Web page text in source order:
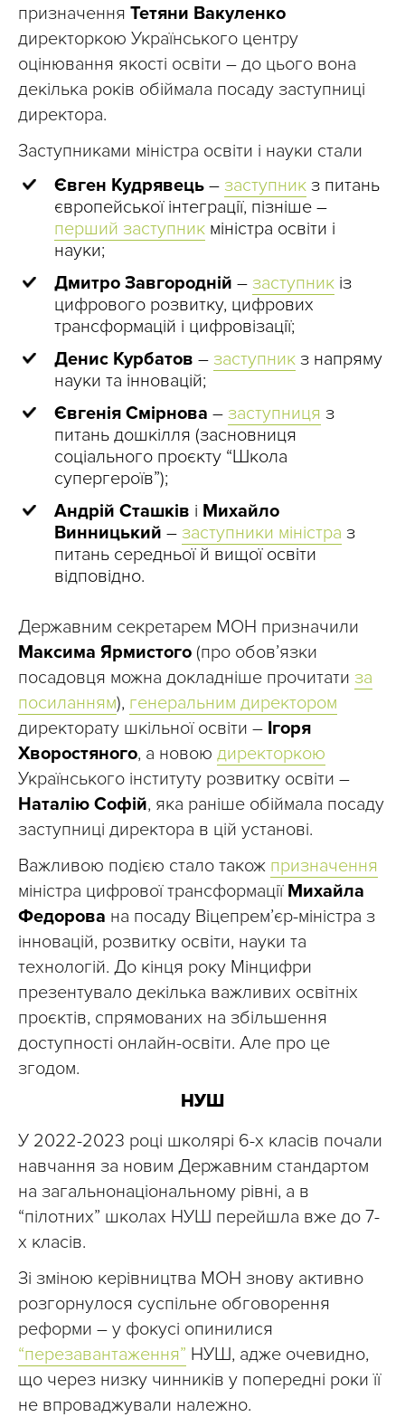
призначення Тетяни Вакуленко
директоркою Українського центру
оцінювання якості освіти – до цього вона
декілька років обіймала посаду заступниці
директора.
Заступниками міністра освіти і науки стали
Євген Кудрявець – заступник з питань
європейської інтеграції, пізніше –
перший заступник міністра освіти і
науки;
Дмитро Завгородній – заступник із
цифрового розвитку, цифрових
трансформацій і цифровізації;
Денис Курбатов – заступник з напряму
науки та інновацій;
Євгенія Смірнова – заступниця з
питань дошкілля (засновниця
соціального проєкту “Школа
супергероїв”);
Андрій Сташків і Михайло
Винницький – заступники міністра з
питань середньої й вищої освіти
відповідно.
Державним секретарем МОН призначили
Максима Ярмистого (про обов’язки
посадовця можна докладніше прочитати за
посиланням), генеральним директором
директорату шкільної освіти – Ігоря
Хворостяного, а новою директоркою
Українського інституту розвитку освіти –
Наталію Софій, яка раніше обіймала посаду
заступниці директора в цій установі.
Важливою подією стало також призначення
міністра цифрової трансформації Михайла
Федорова на посаду Віцепрем’єр-міністра з
інновацій, розвитку освіти, науки та
технологій. До кінця року Мінцифри
презентувало декілька важливих освітніх
проєктів, спрямованих на збільшення
доступності онлайн-освіти. Але про це
згодом.
НУШ
У 2022-2023 році школярі 6-х класів почали
навчання за новим Державним стандартом
на загальнонаціональному рівні, а в
“пілотних” школах НУШ перейшла вже до 7-
х класів.
Зі зміною керівництва МОН знову активно
розгорнулося суспільне обговорення
реформи – у фокусі опинилися
“перезавантаження” НУШ, адже очевидно,
що через низку чинників у попередні роки її
не впроваджували належно.